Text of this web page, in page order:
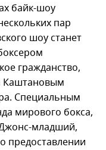
байк-шоу
пар
шоу станет
гражданство,
Каштановым
Специальным
мирового бокса,
младший,
предоставлении